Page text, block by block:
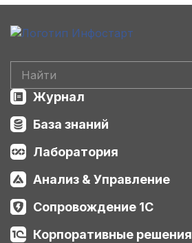
Журнал
База знаний
Лаборатория
Анализ & Управление
Сопровождение 1С
Корпоративные решения